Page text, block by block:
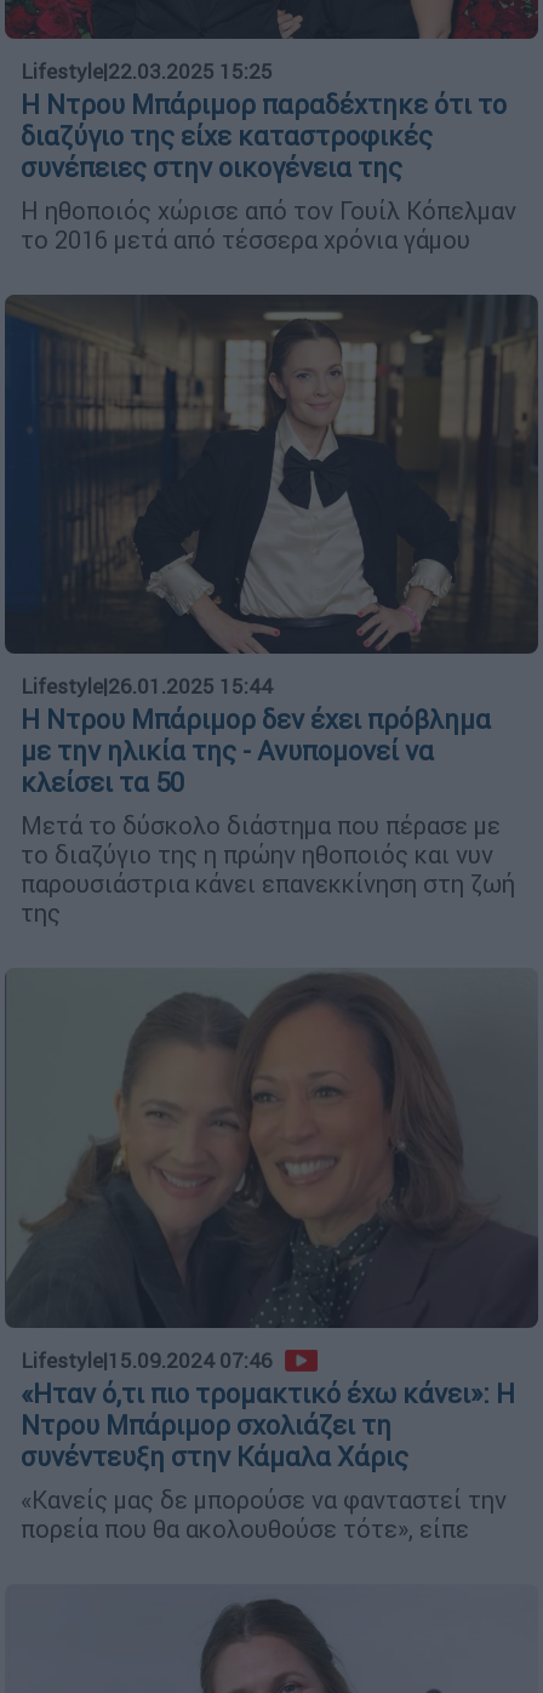
Lifestyle|22.03.2025 15:25
Η Ντρου Μπάριμορ παραδέχτηκε ότι το
διαζύγιο της είχε καταστροφικές
συνέπειες στην οικογένεια της
Η ηθοποιός χώρισε από τον Γουίλ Κόπελμαν
το 2016 μετά από τέσσερα χρόνια γάμου
Lifestyle|26.01.2025 15:44
Η Ντρου Μπάριμορ δεν έχει πρόβλημα
με την ηλικία της - Ανυπομονεί να
κλείσει τα 50
Μετά το δύσκολο διάστημα που πέρασε με
το διαζύγιο της η πρώην ηθοποιός και νυν
παρουσιάστρια κάνει επανεκκίνηση στη ζωή
της
Lifestyle|15.09.2024 07:46
«Ηταν ό,τι πιο τρομακτικό έχω κάνει»: Η
Ντρου Μπάριμορ σχολιάζει τη
συνέντευξη στην Κάμαλα Χάρις
«Κανείς μας δε μπορούσε να φανταστεί την
πορεία που θα ακολουθούσε τότε», είπε